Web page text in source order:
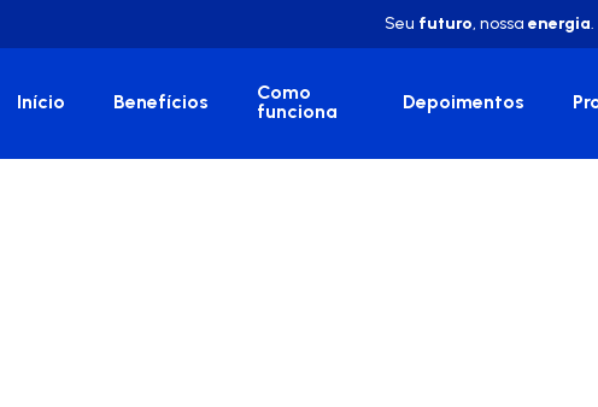
Seu futuro, nossa energia.
Início Benefícios
Como
funciona
Depoimentos